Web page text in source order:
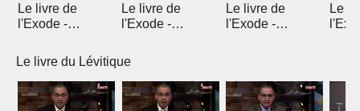
Le livre de
l'Exode -
Le livre de
l'Exode -
Le livre de
l'Exode -
Le
Le livre du Lévitique